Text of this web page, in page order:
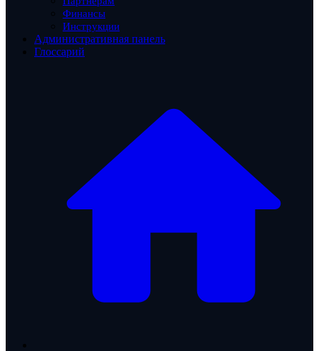
Финансы
Инструкции
Административная панель
Глоссарий